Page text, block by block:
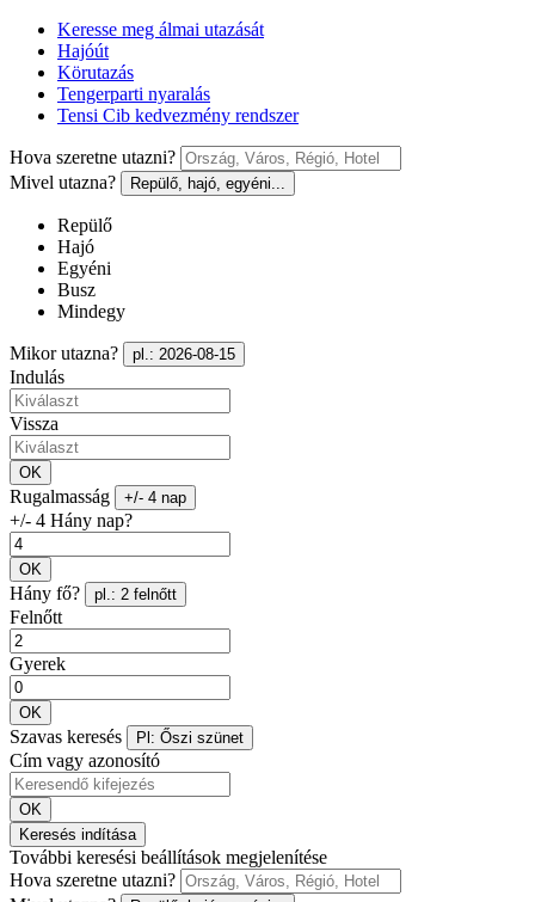
Keresse meg álmai utazását
Hajóút
Körutazás
Tengerparti nyaralás
Tensi Cib kedvezmény rendszer
Hova szeretne utazni?
Mivel utazna?
Repülő, hajó, egyéni...
Repülő
Hajó
Egyéni
Busz
Mindegy
Mikor utazna? pl.: 2026-08-15
Indulás
Vissza
OK
Rugalmasság +/- 4 nap
+/- 4 Hány nap?
OK
Hány fő? pl.: 2 felnőtt
Felnőtt
Gyerek
OK
Szavas keresés Pl: Őszi szünet
Cím vagy azonosító
OK
Keresés indítása
További keresési beállítások megjelenítése
Hova szeretne utazni?